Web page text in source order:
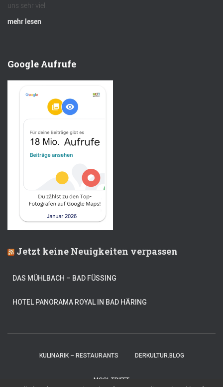
uns sehr viel.
mehr lesen
Google Aufrufe
Jetzt keine Neuigkeiten verpassen
DAS MÜHLBACH – BAD FÜSSING
HOTEL PANORAMA ROYAL IN BAD HÄRING
KULINARIK – RESTAURANTS DERKULTUR.BLOG
MOSI-TRIFFT